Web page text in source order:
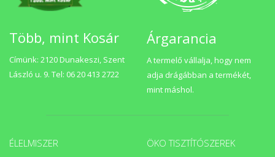
Több, mint Kosár
Címünk: 2120 Dunakeszi, Szent
László u. 9. Tel: 06 20 413 2722
Árgarancia
A termelő vállalja, hogy nem
adja drágábban a termékét,
mint máshol.
ÉLELMISZER ÖKO TISZTÍTÓSZEREK